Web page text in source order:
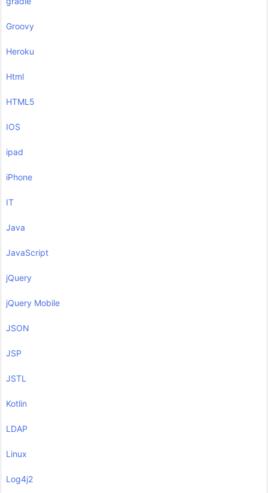
Groovy
Heroku
Html
HTML5
IOS
ipad
iPhone
IT
Java
JavaScript
jQuery
jQuery Mobile
JSON
JSP
JSTL
Kotlin
LDAP
Linux
Log4j2